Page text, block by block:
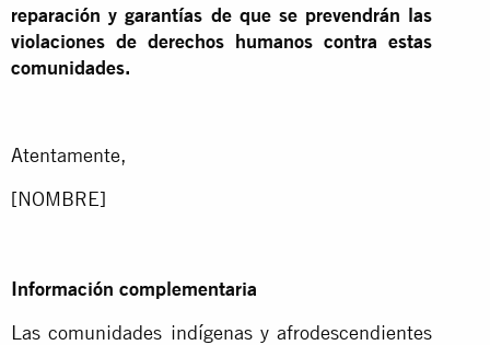
reparación y garantías de que se prevendrán las
violaciones de derechos humanos contra estas
comunidades.
Atentamente,
[NOMBRE]
Información complementaria
Las comunidades indígenas y afrodescendientes